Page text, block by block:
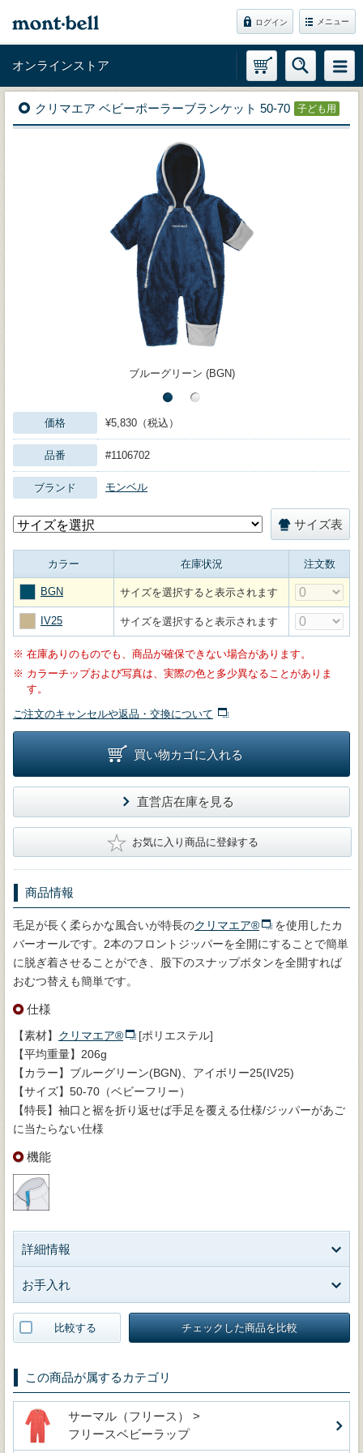
ログイン メニュー
オンラインストア
クリマエア ベビーポーラーブランケット 50-70 子ども用
ブルーグリーン (BGN)
価格 ¥5,830（税込）
品番 #1106702
ブランド モンベル
サイズ表
カラー 在庫状況 注文数
BGN サイズを選択すると表示されます
IV25 サイズを選択すると表示されます
※ 在庫ありのものでも、商品が確保できない場合があります。
※ カラーチップおよび写真は、実際の色と多少異なることがありま
す。
ご注文のキャンセルや返品・交換について
買い物カゴに入れる
直営店在庫を見る
★ お気に入り商品に登録する
商品情報
毛足が長く柔らかな風合いが特長のクリマエア®
を使用したカ
バーオールです。2本のフロントジッパーを全開にすることで簡単
に脱ぎ着させることができ、股下のスナップボタンを全開すれば
おむつ替えも簡単です。
仕様
【素材】 クリマエア®
[ポリエステル]
【平均重量】206g
【カラー】ブルーグリーン(BGN)、アイボリー25(IV25)
【サイズ】50-70（ベビーフリー）
【特長】袖口と裾を折り返せば手足を覆える仕様/ジッパーがあご
に当たらない仕様
機能
詳細情報
お手入れ
比較する チェックした商品を比較
この商品が属するカテゴリ
サーマル（フリース） >
フリースベビーラップ